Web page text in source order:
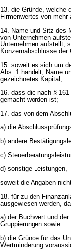
13. die Gründe, welche
Firmenwertes von mehr
14. Name und Sitz des
von Unternehmen
Unternehmen aufstellt,
Konzernabschlüsse der
15. soweit es sich um
Abs. 1 handelt, Name
gezeichnetes Kapital;
16. dass die nach §
gemacht worden ist;
17. das von dem
a) die
b) andere
c)
d) sonstige Leistungen,
soweit die Angaben
18. für zu den
ausgewiesen werden,
a) der Buchwert und
Gruppierungen sowie
b) die Gründe für das
Wertminderung